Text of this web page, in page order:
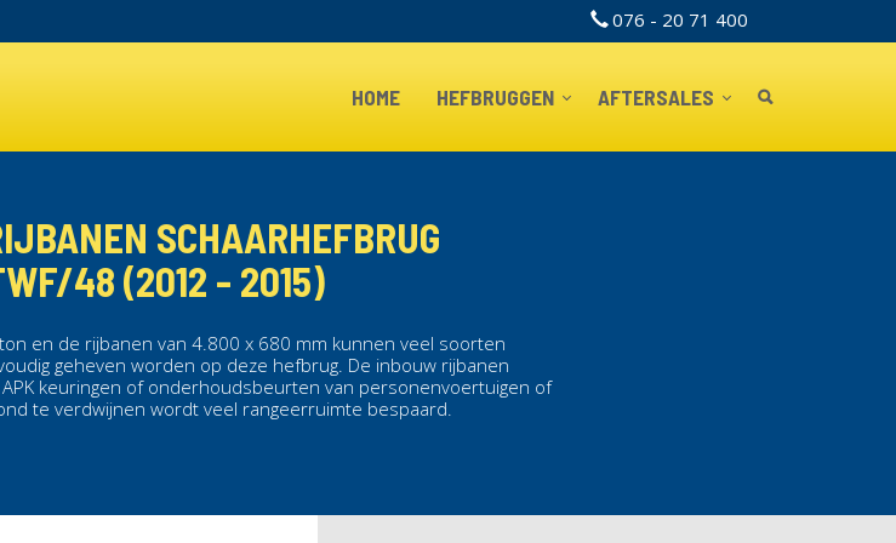
TOPBAR
076 - 20 71 400
HOME HEFBRUGGEN AFTERSALES
SCHAARHEFBRUG
48 (2012 - 2015)
en de rijbanen van 4.800 x 680 mm kunnen veel soorten
geheven worden op deze hefbrug. De inbouw rijbanen
keuringen of onderhoudsbeurten van personenvoertuigen of
te verdwijnen wordt veel rangeerruimte bespaard.